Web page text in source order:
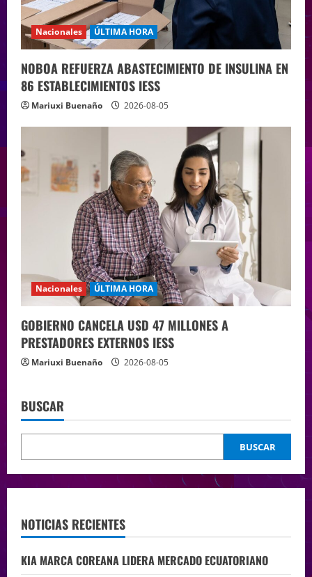
Nacionales ÚLTIMA HORA
NOBOA REFUERZA ABASTECIMIENTO DE INSULINA EN
86 ESTABLECIMIENTOS IESS
Mariuxi Buenaño 2026-08-05
Nacionales ÚLTIMA HORA
GOBIERNO CANCELA USD 47 MILLONES A
PRESTADORES EXTERNOS IESS
Mariuxi Buenaño 2026-08-05
BUSCAR
BUSCAR
NOTICIAS RECIENTES
KIA MARCA COREANA LIDERA MERCADO ECUATORIANO